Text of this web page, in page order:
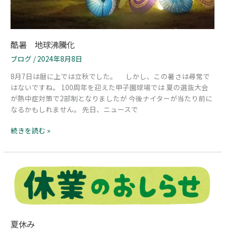
酷暑 地球沸騰化
ブログ / 2024年8月8日
8月7日は暦に上では立秋でした。 しかし、この暑さは尋常で
はないですね。 100周年を迎えた甲子園球場では 夏の選抜大会
が熱中症対策で2部制となりましたが 今後ナイターが当たり前に
なるかもしれません。 先日、ニュースで
続きを読む »
夏休み
休
み